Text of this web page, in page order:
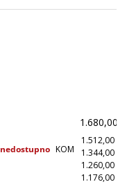
nedostupno KOM
1.680,00
1.512,00
1.344,00
1.260,00
1.176,00